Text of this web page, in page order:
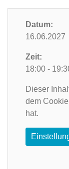
Datum:
16.06.2027
Zeit:
18:00 -
Dieser
dem
hat.